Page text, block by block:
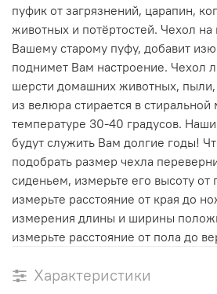
пуфик от загрязнений, царапин,
животных и потёртостей. Чехол
Вашему старому пуфу, добавит
поднимет Вам настроение. Чехол
шерсти домашних животных, пыли,
из велюра стирается в
температуре 30-40 градусов.
будут служить Вам долгие годы!
подобрать размер чехла
сиденьем, измерьте его высоту от
измерьте расстояние от края до
измерения длины и ширины
измерьте расстояние от пола до
Характеристики